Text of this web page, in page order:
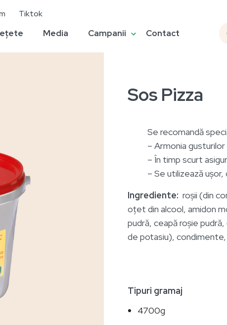
Tiktok
Media Campanii Contact
Sos Pizza
Se recomandă
– Armonia
– În timp scurt
– Se utilizează
Ingrediente: roșii (din
oțet din alcool, amidon
pudră, ceapă roșie
de potasiu), condimente,
Tipuri gramaj
4700g